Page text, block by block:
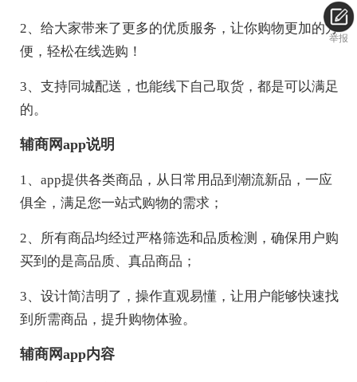
2、给大家带来了更多的优质服务，让你购物更加的方
便，轻松在线选购！
3、支持同城配送，也能线下自己取货，都是可以满足
的。
辅商网app说明
1、app提供各类商品，从日常用品到潮流新品，一应
俱全，满足您一站式购物的需求；
2、所有商品均经过严格筛选和品质检测，确保用户购
买到的是高品质、真品商品；
3、设计简洁明了，操作直观易懂，让用户能够快速找
到所需商品，提升购物体验。
辅商网app内容
举报